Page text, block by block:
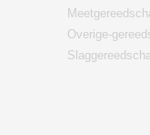
Overige-